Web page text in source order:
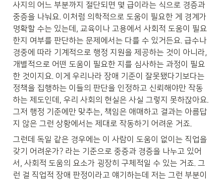
사지의 어느 부분까지 절단되면 몇 급이라는 식으로 경증과
중증을 나눠요. 이처럼 의학적으로 도움이 필요한 게 경계가
명확할 수는 있는데, 교육이나 고용에서 사회적 도움이 필요
한지 여부를 판단하는 문제에서는 다를 수 있거든요. 급수나
경중에 따라 기계적으로 행정 지원을 제공하는 것이 아니라,
개별적으로 어떤 도움이 필요한 지를 심사하는 과정이 필요
한 것이지요. 이게 우리나라 장애 기준이 잘못됐다기보다는
정책을 집행하는 이들의 판단을 인정하고 신뢰해야만 작동
하는 제도인데, 우리 사회의 현실은 사실 그렇지 못하잖아요.
그저 행정 기준에만 맞추는, 책임은 애매하고 결과는 아름답
지 않은 그런 상황에서는 제대로 작동하기 어려운 거죠.
그런데 독일 같은 경우에는 이 사람이 도움이 없이는 직업을
갖기 어려운가? 라는 기준으로 중증과 경증을 나누고 있어
서, 사회적 도움의 요소가 굉장히 구체적일 수 있는 거죠. 그
런 걸 직업적 장애 판정이라고 얘기하는데 저는 그런 부분이